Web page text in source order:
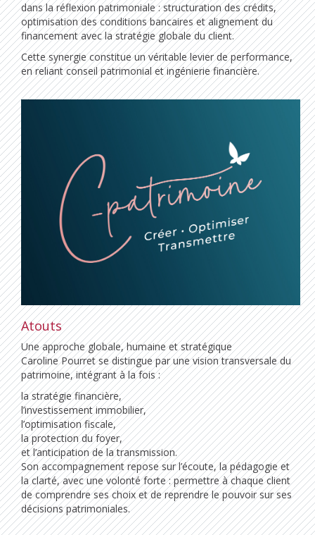
dans la réflexion patrimoniale : structuration des crédits,
optimisation des conditions bancaires et alignement du
financement avec la stratégie globale du client.
Cette synergie constitue un véritable levier de performance,
en reliant conseil patrimonial et ingénierie financière.
Atouts
Une approche globale, humaine et stratégique
Caroline Pourret se distingue par une vision transversale du
patrimoine, intégrant à la fois :
la stratégie financière,
l’investissement immobilier,
l’optimisation fiscale,
la protection du foyer,
et l’anticipation de la transmission.
Son accompagnement repose sur l’écoute, la pédagogie et
la clarté, avec une volonté forte : permettre à chaque client
de comprendre ses choix et de reprendre le pouvoir sur ses
décisions patrimoniales.